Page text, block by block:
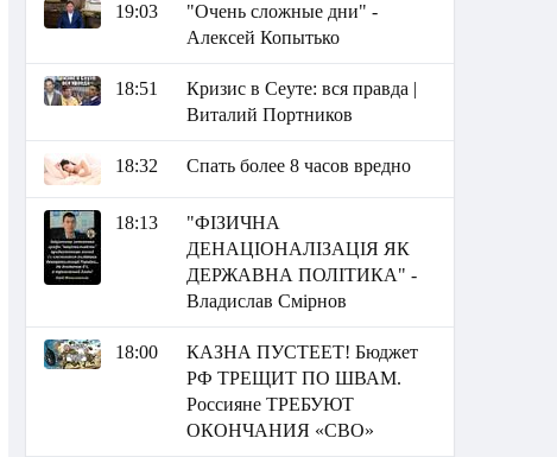
19:03
"Очень сложные дни" -
Алексей Копытько
18:51
Кризис в Сеуте: вся правда |
Виталий Портников
18:32 Спать более 8 часов вредно
18:13
"ФІЗИЧНА
ДЕНАЦІОНАЛІЗАЦІЯ ЯК
ДЕРЖАВНА ПОЛІТИКА" -
Владислав Смірнов
18:00
КАЗНА ПУСТЕЕТ! Бюджет
РФ ТРЕЩИТ ПО ШВАМ.
Россияне ТРЕБУЮТ
ОКОНЧАНИЯ «СВО»